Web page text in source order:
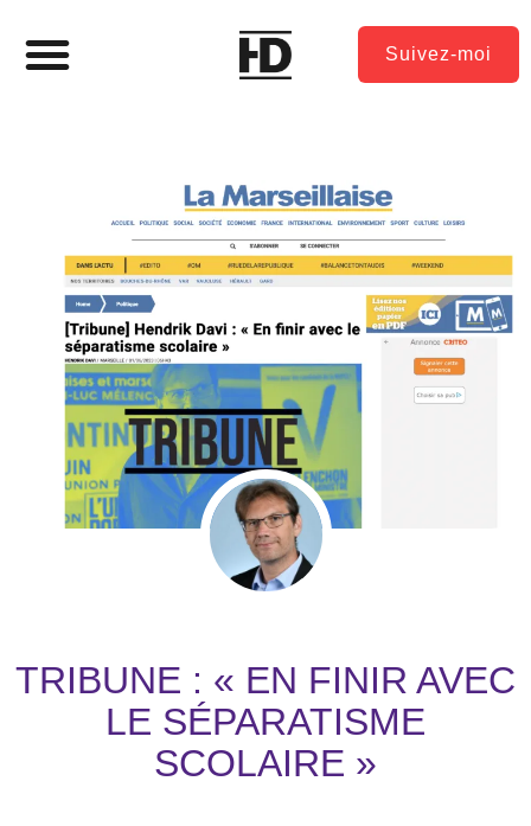
Suivez-moi
TRIBUNE : « EN FINIR AVEC
LE SÉPARATISME
SCOLAIRE »